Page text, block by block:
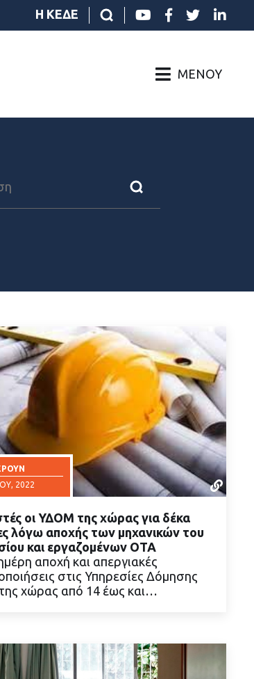
Η ΚΕΔΕ
ΜΕΝΟΎ
2022
ΔΙΑΒΑΣΤΕ ΠΕΡΙΣΣΟΤΕΡΑ
οι ΥΔΟΜ της χώρας για δέκα
λόγω αποχής των μηχανικών του
και εργαζομένων ΟΤΑ
αποχή και απεργιακές
στις Υπηρεσίες Δόμησης
χώρας από 14 έως και…